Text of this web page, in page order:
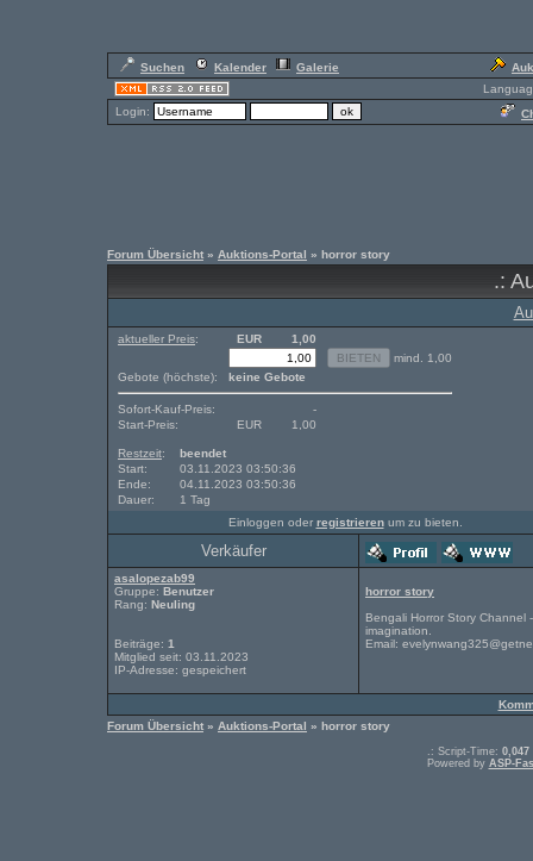
Suchen Kalender Galerie
Login:
Forum Übersicht » Auktions-Portal » horror story
.:
aktueller Preis: EUR
1,00
mind. 1,00
Gebote (höchste):
keine Gebote
Sofort-Kauf-Preis:
-
Start-Preis:
EUR 1,00
Restzeit:
beendet
Start:
03.11.2023 03:50:36
Ende:
04.11.2023 03:50:36
Dauer:
1 Tag
Einloggen oder registrierenum zu bieten.
Verkäufer
asalopezab99
Gruppe: Benutzer
Rang: Neuling
Beiträge: 1
Mitglied seit: 03.11.2023
IP-Adresse: gespeichert
horror story
Bengali Horror Story
imagination.
Email:
Forum Übersicht » Auktions-Portal » horror story
.: Script-Time: 0,047
Powered by ASP-